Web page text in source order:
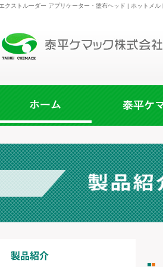
エクストルーダー アプリケーター・塗布ヘッド | ホットメ